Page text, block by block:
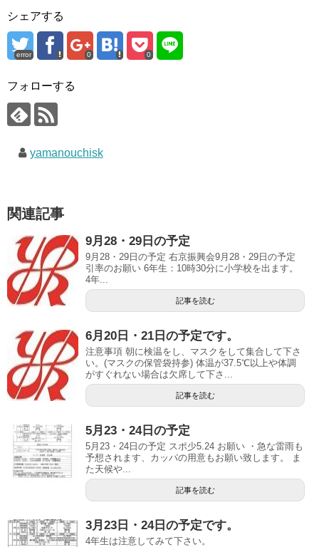
シェアする
error 0 0
フォローする
yamanouchisk
関連記事
9月28・29日の予定
9月28・29日の予定 右京振興会9月28・29日の予定
引率のお願い 6年生：10時30分に小学校を出ます。
4年...
記事を読む
6月20日・21日の予定です。
注意事項 朝に検温をし、マスクをして集合して下さ
い。(マスクの保管袋持参) 体温が37.5℃以上や体調
がすぐれない場合は欠席して下さ...
記事を読む
5月23・24日の予定
5月23・24日の予定 スポ少5.24 お願い ・急な雷雨も
予想されます、カッパの用意もお願い致します。 ま
た天候や...
記事を読む
3月23日・24日の予定です。
4年生は注意してみて下さい。